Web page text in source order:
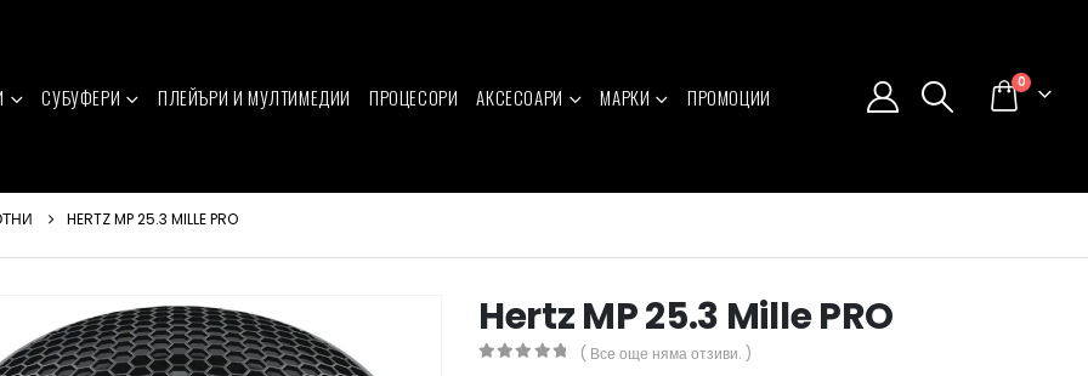
СУБУФЕРИ ПЛЕЙЪРИ И МУЛТИМЕДИИ ПРОЦЕСОРИ АКСЕСОАРИ МАРКИ ПРОМОЦИИ
0
HERTZ MP 25.3 MILLE PRO
Hertz MP 25.3 Mille PRO
( Все още няма отзиви. )